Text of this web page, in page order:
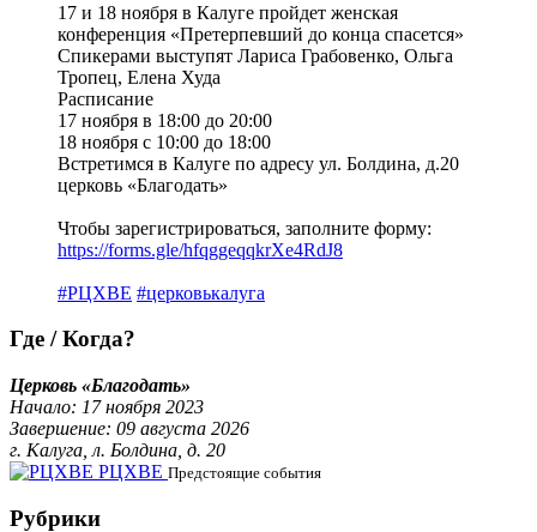
17 и 18 ноября в Калуге пройдет женская
конференция «Претерпевший до конца спасется»
Спикерами выступят Лариса Грабовенко, Ольга
Тропец, Елена Худа
Расписание
17 ноября в 18:00 до 20:00
18 ноября с 10:00 до 18:00
Встретимся в Калуге по адресу ул. Болдина, д.20
церковь «Благодать»
Чтобы зарегистрироваться, заполните форму:
https://forms.gle/hfqggeqqkrXe4RdJ8
#РЦХВЕ #церковькалуга
Где / Когда?
Церковь «Благодать»
Начало: 17 ноября 2023
Завершение: 09 августа 2026
г. Калуга, л. Болдина, д. 20
РЦХВЕ Предстоящие события
Рубрики